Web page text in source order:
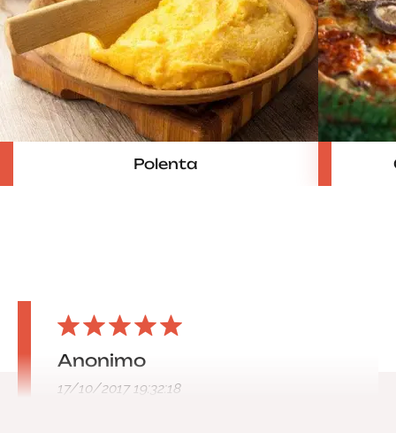
Polenta
Anonimo
17/10/2017 19:32:18